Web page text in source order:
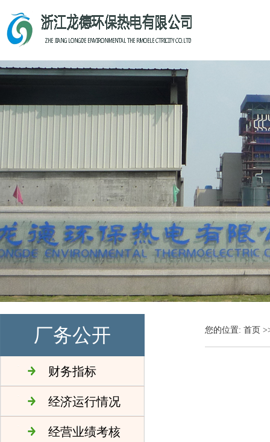
厂务公开
财务指标
经济运行情况
经营业绩考核
您的位置: 首页